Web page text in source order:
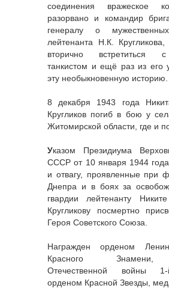
соединения вражеское
разорвано и командир
генералу о
лейтенанта Н.К.
вторично встретиться
танкистом и ещё раз из его
эту необыкновенную историю.
8 декабря 1943 года
Кругликов погиб в бою у
Житомирской области, где и
Указом Президиума
СССР от 10 января 1944
и отвагу, проявленные при
Днепра и в боях за
гвардии лейтенанту
Кругликову посмертно
Героя Советского Союза.
Награжден орденом
Красного Знамени,
Отечественной войны 1-
орденом Красной Звезды,